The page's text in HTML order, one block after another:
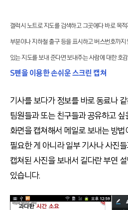
갤럭시 노트로 지도를 검색하고 그곳에다 바로 목
부분이나 지하철 출구 등을 표시하고 버스번호까
있는 지도를 보내 준다면 보내주는 사람에 대한 호
S펜을 이용한 손쉬운 스크린 캡쳐
기사를 보다가 정보를 바로 동료나
팀원들과 또는 친구들과 공유하고
화면을 캡쳐해서 메일로 보내는 방법
필요한 게 아니라 일부 기사나 사진
캡쳐된 사진을 보내서 길다란 부연
있습니다.